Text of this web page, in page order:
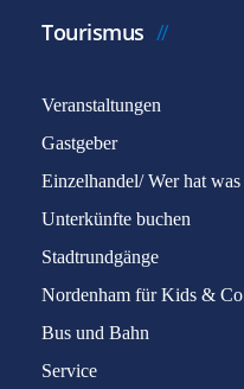
Tourismus
Veranstaltungen
Gastgeber
Einzelhandel/ Wer hat was
Unterkünfte buchen
Stadtrundgänge
Nordenham für Kids &
Bus und Bahn
Service